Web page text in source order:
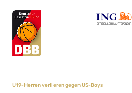
OFFIZIELLER HAUPTSPONSOR
U19-Herren verlieren gegen US-Boys